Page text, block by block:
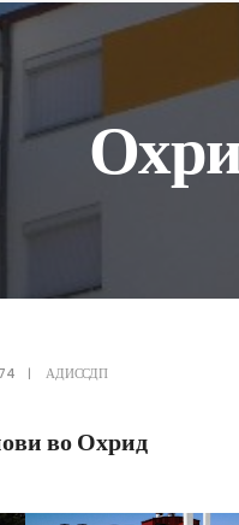
| АДИССДП
во Охрид